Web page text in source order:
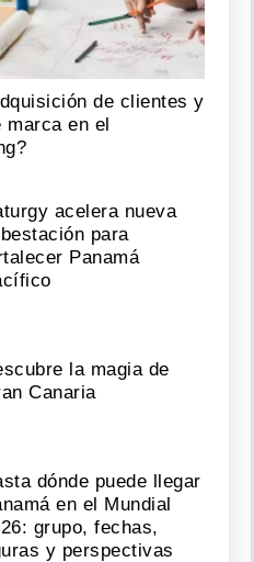
de clientes y
marca en el
acelera nueva
para
Panamá
la magia de
Canaria
dónde puede llegar
en el Mundial
grupo, fechas,
y perspectivas